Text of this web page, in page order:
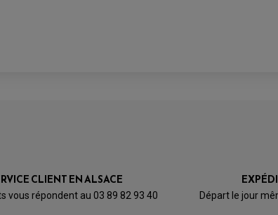
CLIENT EN ALSACE
vous répondent au 03 89 82 93 40 Départ le jour